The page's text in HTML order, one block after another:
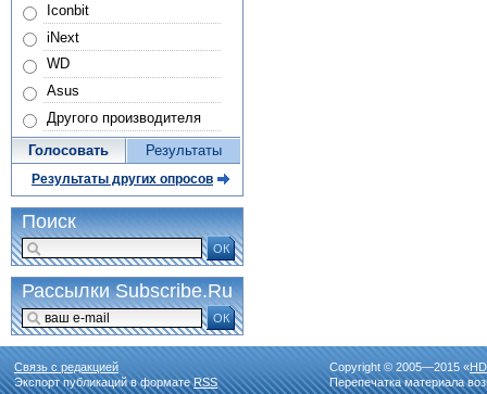
Iconbit
iNext
WD
Asus
Другого производителя
Голосовать Результаты
Результаты других опросов
Поиск
ОК
Рассылки Subscribe.Ru
ОК
Связь с редакцией
Экспорт публикаций в форматеRSS
Copyright © 2005—2015 «
Перепечатка материала